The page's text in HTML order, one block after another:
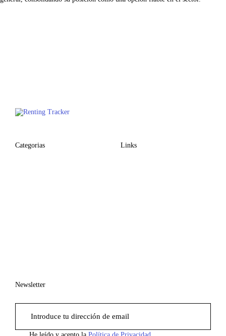
Categorias Links
Newsletter